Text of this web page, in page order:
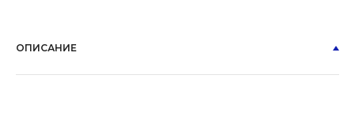
ОПИСАНИЕ